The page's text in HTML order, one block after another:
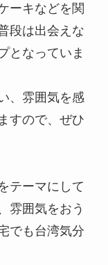
ーキなどを関
段は出会えな
となっていま
、雰囲気を感
すので、ぜひ
テーマにして
雰囲気をおう
でも台湾気分